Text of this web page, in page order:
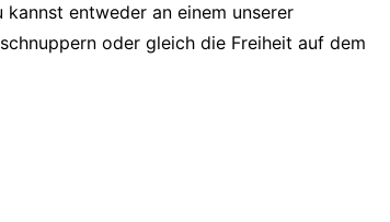
entweder an einem unserer
oder gleich die Freiheit auf dem